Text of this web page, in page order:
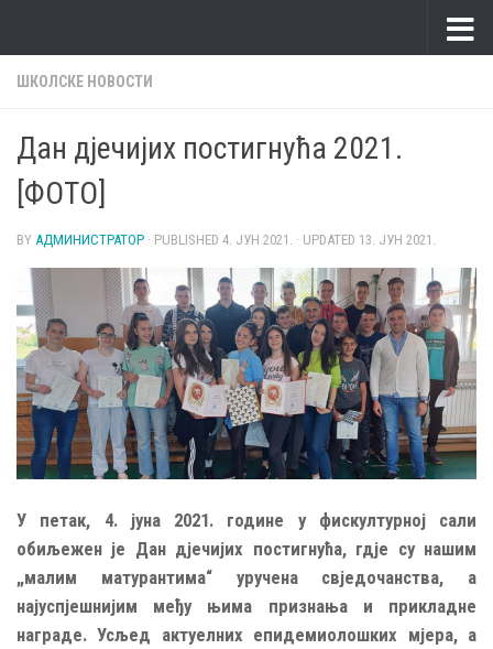
ШКОЛСКЕ НОВОСТИ
Дан дјечијих постигнућа 2021.
[ФОТО]
BY АДМИНИСТРАТОР · PUBLISHED 4. ЈУН 2021. · UPDATED 13. ЈУН 2021.
У петак, 4. јуна 2021. године у фискултурној сали
обиљежен је Дан дјечијих постигнућа, гдје су нашим
„малим матурантима“ уручена свједочанства, а
најуспјешнијим међу њима признања и прикладне
награде. Усљед актуелних епидемиолошких мјера, а